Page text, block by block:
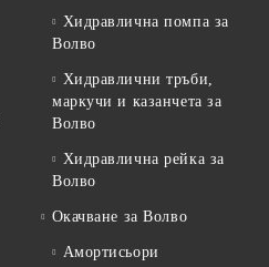
Хидравлична помпа за
Волво
Хидравлични тръби,
маркучи и казанчета за
Волво
Хидравлична рейка за
Волво
Окачване за Волво
Амортисьори